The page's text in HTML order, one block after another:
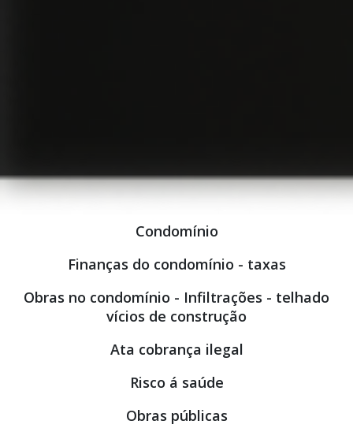
Condomínio
Finanças do condomínio - taxas
Obras no condomínio - Infiltrações - telhado
vícios de construção
Ata cobrança ilegal
Risco á saúde
Obras públicas